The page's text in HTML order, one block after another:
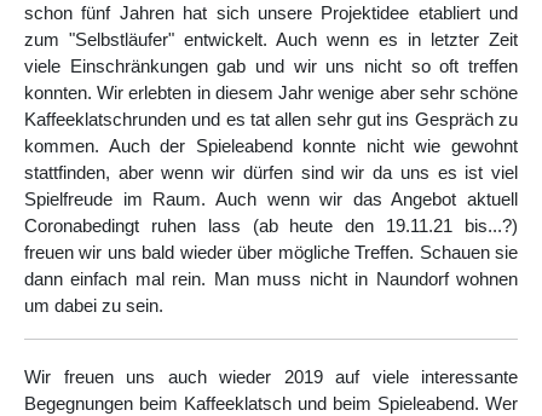
schon fünf Jahren hat sich unsere Projektidee etabliert und
zum "Selbstläufer" entwickelt. Auch wenn es in letzter Zeit
viele Einschränkungen gab und wir uns nicht so oft treffen
konnten. Wir erlebten in diesem Jahr wenige aber sehr schöne
Kaffeeklatschrunden und es tat allen sehr gut ins Gespräch zu
kommen. Auch der Spieleabend konnte nicht wie gewohnt
stattfinden, aber wenn wir dürfen sind wir da uns es ist viel
Spielfreude im Raum. Auch wenn wir das Angebot aktuell
Coronabedingt ruhen lass (ab heute den 19.11.21 bis...?)
freuen wir uns bald wieder über mögliche Treffen. Schauen sie
dann einfach mal rein. Man muss nicht in Naundorf wohnen
um dabei zu sein.
Wir freuen uns auch wieder 2019 auf viele interessante
Begegnungen beim Kaffeeklatsch und beim Spieleabend. Wer